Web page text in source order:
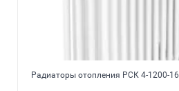
Радиаторы отопления РСК 4-1200-16